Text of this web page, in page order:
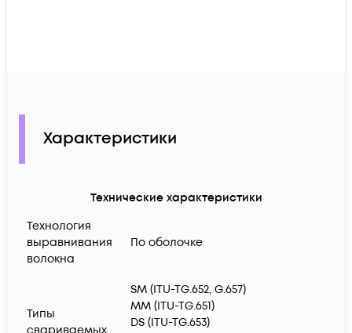
Характеристики
Технические характеристики
Технология
выравнивания
волокна
По оболочке
Типы
SM (ITU-TG.652, G.657)
MM (ITU-TG.651)
DS (ITU-TG.653)